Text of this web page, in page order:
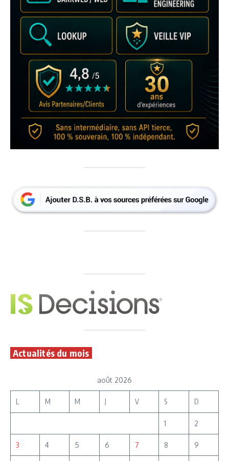
Actualités du mois
août 2026
L M M J V S D
1 2
3 4 5 6 7 8 9